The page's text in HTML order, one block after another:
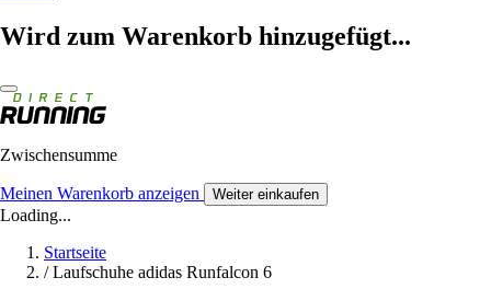
Wird zum Warenkorb hinzugefügt...
Zwischensumme
Meinen Warenkorb anzeigen Weiter einkaufen
Loading...
Startseite
/ Laufschuhe adidas Runfalcon 6